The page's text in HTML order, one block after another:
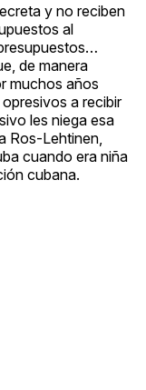
y no reciben
al
de manera
muchos años
a recibir
les niega esa
Ros-Lehtinen,
cuando era niña
cubana.